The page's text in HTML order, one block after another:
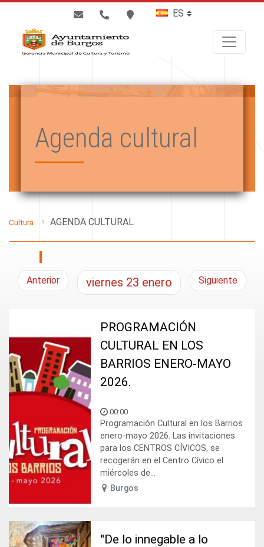
Agenda cultural
Cultura AGENDA CULTURAL
Anterior viernes 23 enero Siguiente
PROGRAMACIÓN
CULTURAL EN LOS
BARRIOS ENERO-MAYO
2026.
00:00
Programación Cultural en los Barrios
enero-mayo 2026. Las invitaciones
para los CENTROS CÍVICOS, se
recogerán en el Centro Cívico el
miércoles de...
Burgos
''De lo innegable a lo